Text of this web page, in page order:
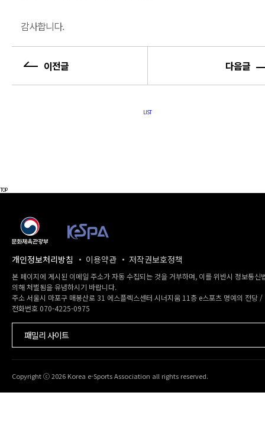
감사합니다.
LIST
TOP
개인정보처리방침 이용약관 저작권보호정책
본 페이지에 게시된 이메일 주소가 자동 수집되는 것을 거부하며, 이를 위반시 정보통신
의해 처벌됨을 유념하시기 바랍니다.
주소 서울시 마포구 매봉산로 31 에스플렉스센터 시너지움 11층 e스포츠 명예의 전당 /
전화번호 070-4225-0975
패밀리 사이트
Copyright ⓒ 2026 Korea e-Sports Association all rights reserved.